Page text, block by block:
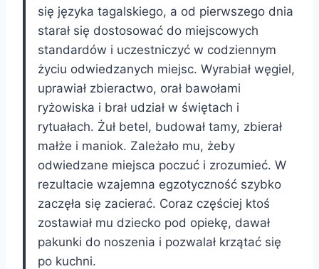
się języka tagalskiego, a od pierwszego dnia
starał się dostosować do miejscowych
standardów i uczestniczyć w codziennym
życiu odwiedzanych miejsc. Wyrabiał węgiel,
uprawiał zbieractwo, orał bawołami
ryżowiska i brał udział w świętach i
rytuałach. Żuł betel, budował tamy, zbierał
małże i maniok. Zależało mu, żeby
odwiedzane miejsca poczuć i zrozumieć. W
rezultacie wzajemna egzotyczność szybko
zaczęła się zacierać. Coraz częściej ktoś
zostawiał mu dziecko pod opiekę, dawał
pakunki do noszenia i pozwalał krzątać się
po kuchni.